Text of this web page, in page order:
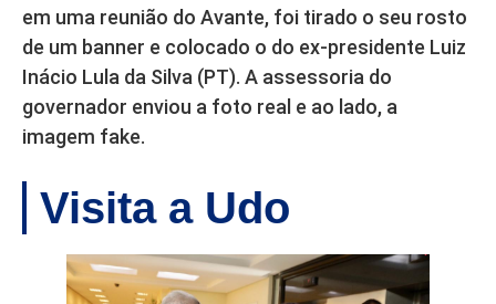
em uma reunião do Avante, foi tirado o seu rosto
de um banner e colocado o do ex-presidente Luiz
Inácio Lula da Silva (PT). A assessoria do
governador enviou a foto real e ao lado, a
imagem fake.
Visita a Udo